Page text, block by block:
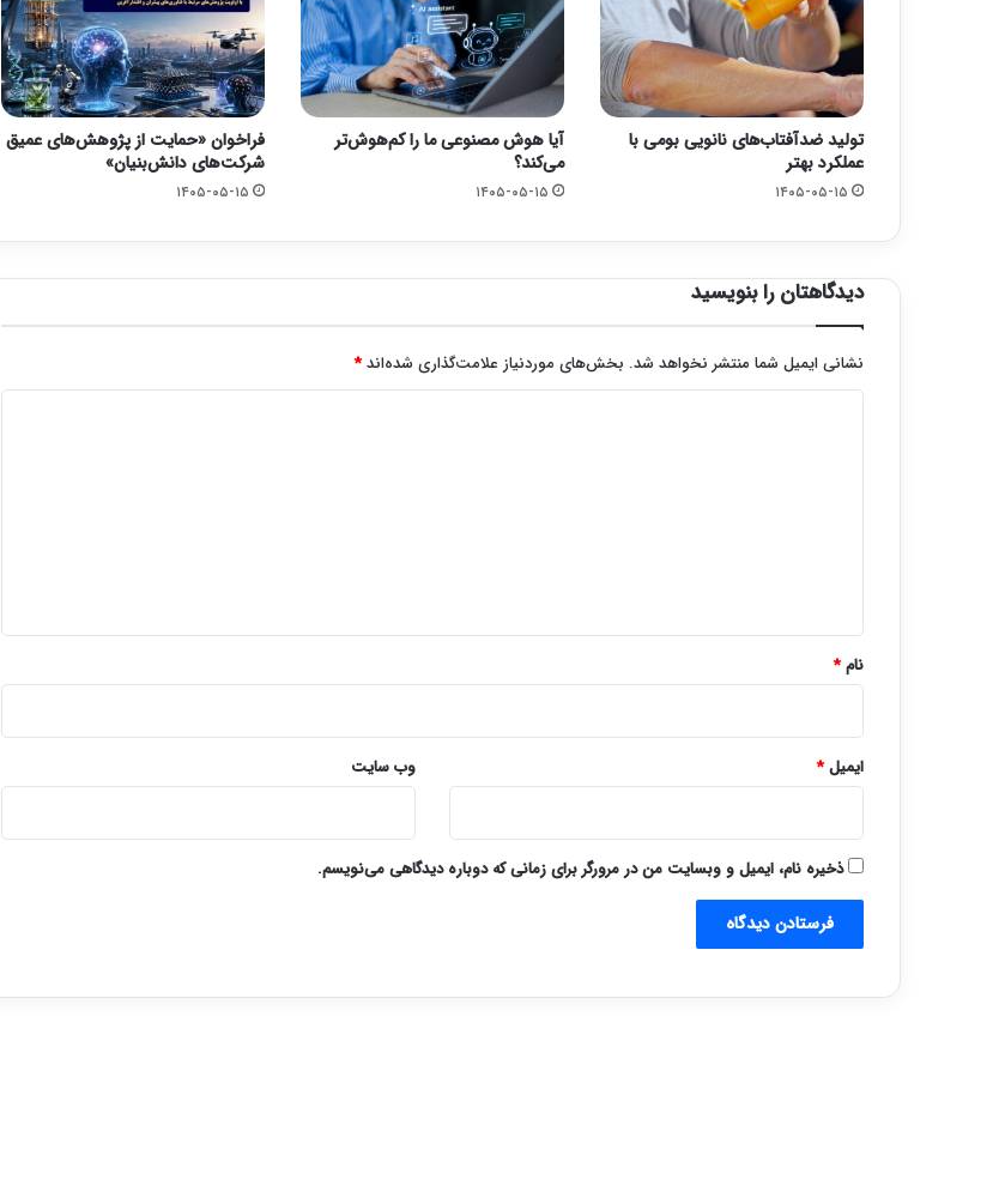
تولید ضدآفتاب‌های نانویی بومی با
عملکرد بهتر
۱۴۰۵-۰۵-۱۵
آیا هوش مصنوعی ما را کم‌هوش‌تر
می‌کند؟
۱۴۰۵-۰۵-۱۵
فراخوان «حمایت از پژوهش‌های عمیق
شرکت‌های دانش‌بنیان»
۱۴۰۵-۰۵-۱۵
دیدگاهتان را بنویسید
نشانی ایمیل شما منتشر نخواهد شد. بخش‌های موردنیاز علامت‌گذاری شده‌اند*
نام*
ایمیل* وب‌ سایت
ذخیره نام، ایمیل و وبسایت من در مرورگر برای زمانی که دوباره دیدگاهی می‌نویسم.